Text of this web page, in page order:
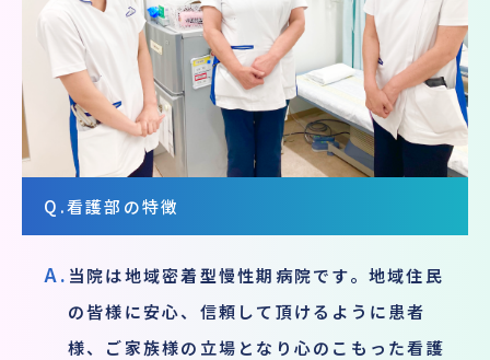
Q.看護部の特徴
A. 当院は地域密着型慢性期病院です。地域住民
の皆様に安心、信頼して頂けるように患者
様、ご家族様の立場となり心のこもった看護